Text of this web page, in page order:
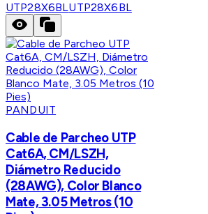
UTP28X6BLUTP28X6BL
PANDUIT
Cable de Parcheo UTP
Cat6A, CM/LSZH,
Diámetro Reducido
(28AWG), Color Blanco
Mate, 3.05 Metros (10